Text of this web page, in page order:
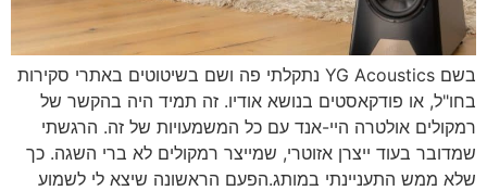
בשם YG Acoustics נתקלתי פה ושם בשיטוטים באתרי סקירות
בחו"ל, או פודקאסטים בנושא אודיו. זה תמיד היה בהקשר של
רמקולים אולטרה היי-אנד עם כל המשמעויות של זה. הרגשתי
שמדובר בעוד ייצרן אזוטרי, שמייצר רמקולים לא ברי השגה. כך
שלא ממש התעניינתי במותג.הפעם הראשונה שיצא לי לשמוע